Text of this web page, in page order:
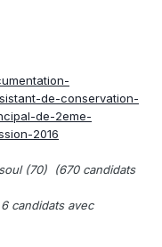
de-conservation-
de-2eme-
2016
(70) (670 candidats
candidats avec